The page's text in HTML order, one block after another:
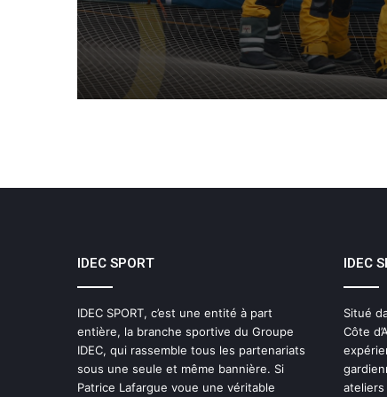
soutenue par IDEC
IDEC SPORT
IDEC SPORT, c’est une entité à part
entière, la branche sportive du Groupe
IDEC, qui rassemble tous les partenariats
sous une seule et même bannière. Si
Patrice Lafargue voue une véritable
IDEC
Situé
Côte
ateliers